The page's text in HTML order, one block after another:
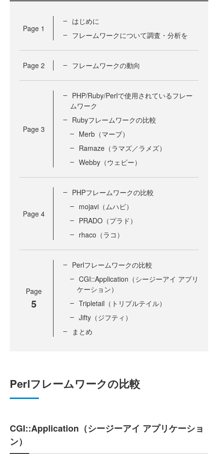
Page 1
はじめに
フレームワークについて調査・分析を
Page 2 フレームワークの動向
Page 3
PHP/Ruby/Perlで使用されているフレー
ムワーク
Rubyフレームワークの比較
Merb（マーブ）
Ramaze（ラマズ／ラメズ）
Webby（ウェビー）
Page 4
PHPフレームワークの比較
mojavi（ムハビ）
PRADO（プラド）
rhaco（ラコ）
Page
5
Perlフレームワークの比較
CGI::Application（シージーアイ アプリ
ケーション）
Tripletail（トリプルテイル）
Jifty（ジフティ）
まとめ
Perlフレームワークの比較
CGI::Application（シージーアイ アプリケーショ
ン）